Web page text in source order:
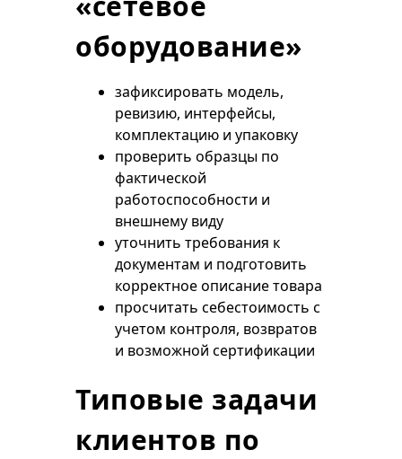
оборудование»
зафиксировать модель,
ревизию, интерфейсы,
комплектацию и упаковку
проверить образцы по
фактической
работоспособности и
внешнему виду
уточнить требования к
документам и подготовить
корректное описание товара
просчитать себестоимость с
учетом контроля, возвратов
и возможной сертификации
Типовые задачи
клиентов по